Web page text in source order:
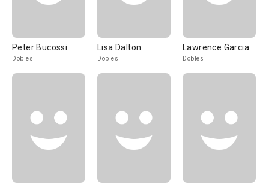
Peter Bucossi
Dobles
Lisa Dalton
Dobles
Lawrence Garcia
Dobles